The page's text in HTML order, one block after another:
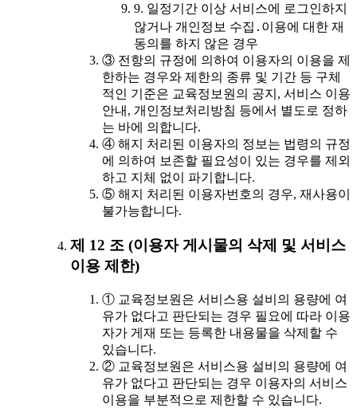
9. 일정기간 이상 서비스에 로그인하지
않거나 개인정보 수집․이용에 대한 재
동의를 하지 않은 경우
③ 전항의 규정에 의하여 이용자의 이용을 제
한하는 경우와 제한의 종류 및 기간 등 구체
적인 기준은 교육정보원의 공지, 서비스 이용
안내, 개인정보처리방침 등에서 별도로 정하
는 바에 의합니다.
④ 해지 처리된 이용자의 정보는 법령의 규정
에 의하여 보존할 필요성이 있는 경우를 제외
하고 지체 없이 파기합니다.
⑤ 해지 처리된 이용자번호의 경우, 재사용이
불가능합니다.
제 12 조 (이용자 게시물의 삭제 및 서비스
이용 제한)
① 교육정보원은 서비스용 설비의 용량에 여
유가 없다고 판단되는 경우 필요에 따라 이용
자가 게재 또는 등록한 내용물을 삭제할 수
있습니다.
② 교육정보원은 서비스용 설비의 용량에 여
유가 없다고 판단되는 경우 이용자의 서비스
이용을 부분적으로 제한할 수 있습니다.